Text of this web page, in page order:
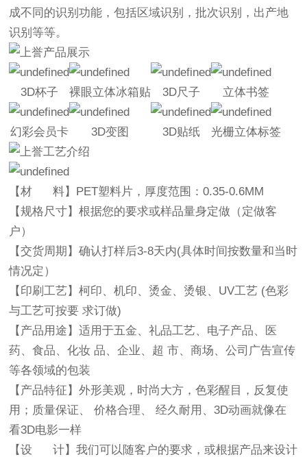
成不同的识别功能，包括区域识别，批次识别，出产地
识别等等。
3D杯子 裸眼立体冰箱贴 3D尺子 立体书签
幻彩会员卡 3D变图 3D贴纸 光栅立体标签
【材 料】 PET塑料片，厚度范围：0.35-0.6MM
【规格尺寸】根据您的要求或样品量身定做（定做客
户）
【交货周期】确认打样后3-8天内(具体时间按数量和当时
情况定）
【印刷工艺】柯印、机印、烫金、烫银、UV工艺 (色彩
与工艺可按要 求订做)
【产品用途】适用于五金、礼品工艺、电子产品、医
药、食品、化妆 品、企业、超 市、商场、公司广告宣传
等各领域的包装
【产品特征】外形美观，时尚大方，色彩醒目，反复使
用；质量保证、 价格合理、 经久耐用、3D动画就像在
看3D电影一样
【设 计】我们可以随客户的要求，或根据产品来设计